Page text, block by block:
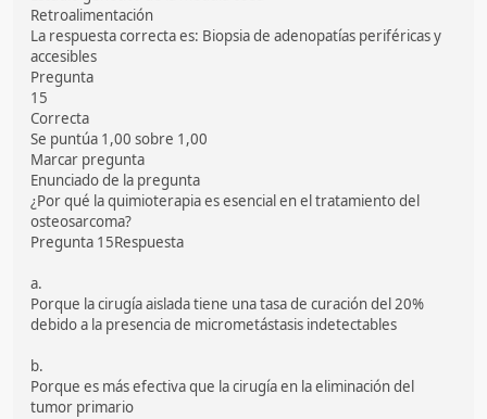
Retroalimentación
La respuesta correcta es: Biopsia de adenopatías periféricas y
accesibles
Pregunta
15
Correcta
Se puntúa 1,00 sobre 1,00
Marcar pregunta
Enunciado de la pregunta
¿Por qué la quimioterapia es esencial en el tratamiento del
osteosarcoma?
Pregunta 15Respuesta
a.
Porque la cirugía aislada tiene una tasa de curación del 20%
debido a la presencia de micrometástasis indetectables
b.
Porque es más efectiva que la cirugía en la eliminación del
tumor primario